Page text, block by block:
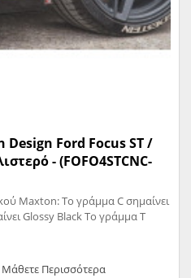
Ford Focus ST /
- (FOFO4STCNC-
Maxton: Το γράμμα C σημαίνει
Glossy Black Το γράμμα T
Μάθετε Περισσότερα